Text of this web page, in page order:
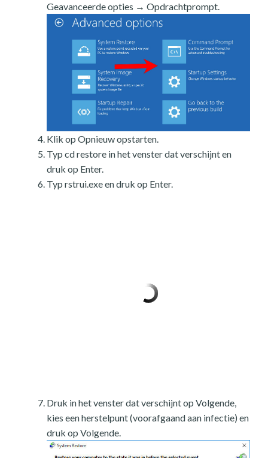
Geavanceerde opties → Opdrachtprompt.
Klik op Opnieuw opstarten.
Typ cd restore in het venster dat verschijnt en
druk op Enter.
Typ rstrui.exe en druk op Enter.
Druk in het venster dat verschijnt op Volgende,
kies een herstelpunt (voorafgaand aan infectie) en
druk op Volgende.